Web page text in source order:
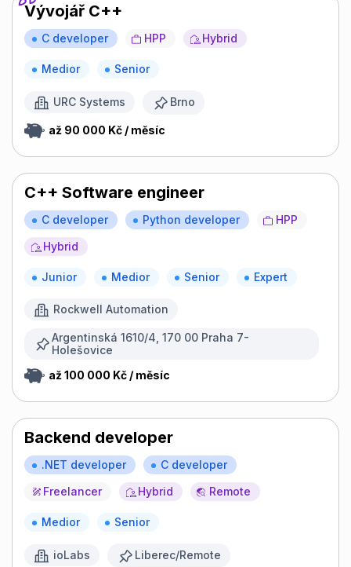
Vývojář C++
C developer HPP Hybrid
Medior Senior
URC Systems Brno
až 90 000 Kč / měsíc
C++ Software engineer
C developer Python developer
HPP
Hybrid
Junior Medior Senior Expert
Rockwell Automation
Argentinská 1610/4, 170 00 Praha 7-
Holešovice
až 100 000 Kč / měsíc
Backend developer
.NET developer
C developer
Freelancer
Hybrid Remote
Medior Senior
ioLabs Liberec/Remote